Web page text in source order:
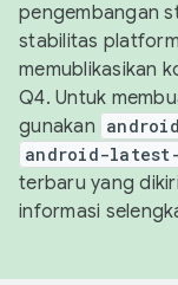
pengembangan
stabilitas
memublikasikan
Q4. Untuk
gunakan
android-
terbaru yang
informasi